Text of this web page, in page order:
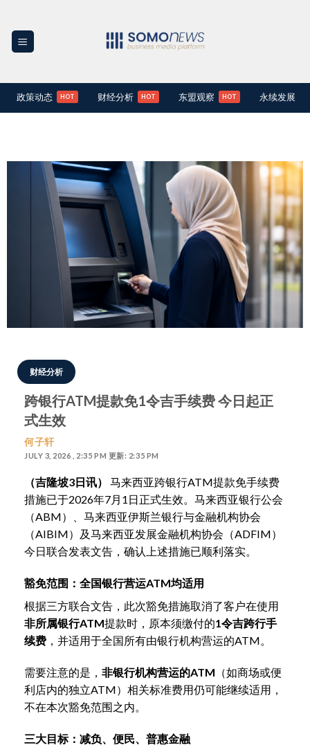
content
政策动态 财经分析 东盟观察 永续发展
财经分析
跨银行ATM提款免1令吉手续费 今日起正
式生效
何子轩
JULY 3, 2026 , 2:35 PM 更新: 2:35 PM
（吉隆坡3日讯）
马来西亚跨银行ATM提款免手续费
措施已于2026年7月1日正式生效。马来西亚银行公会
（ABM）、马来西亚伊斯兰银行与金融机构协会
（AIBIM）及马来西亚发展金融机构协会（ADFIM）
今日联合发表文告，确认上述措施已顺利落实。
豁免范围：全国银行营运ATM均适用
根据三方联合文告，此次豁免措施取消了客户在使用
非所属银行ATM提款时，原本须缴付的1令吉跨行手
续费 ，并适用于全国所有由银行机构营运的ATM。
需要注意的是， 非银行机构营运的ATM （如商场或便
利店内的独立ATM）相关标准费用仍可能继续适用，
不在本次豁免范围之内。
三大目标：减负、便民、普惠金融